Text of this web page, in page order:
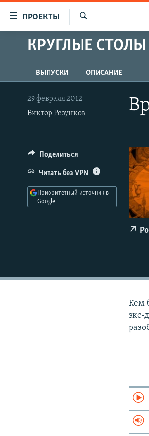
упрощенного
Вернуться
к
основному
содержанию
навигации
Вернутся
ПРОЕКТЫ
ПРОГРАММЫ
АВТОРСКИЕ ПРОЕКТЫ
ЦИТАТЫ СВОБОДЫ
МНЕНИЯ
КУЛЬТУРА
IDEL.РЕАЛИИ
КАВКАЗ.РЕАЛИИ
СЕВЕР.РЕАЛИИ
СИБИРЬ.РЕАЛИИ
КРУГЛЫЕ
ВЫПУСКИ ОПИСАНИЕ
29 февраля 2012
Виктор Резунков
Поделиться
Читать без VPN
Приоритетный источник в
Google
Кем
экс-